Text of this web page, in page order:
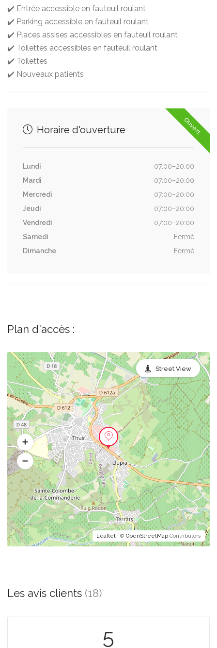
✔️ Entrée accessible en fauteuil roulant
✔️ Parking accessible en fauteuil roulant
✔️ Places assises accessibles en fauteuil roulant
✔️ Toilettes accessibles en fauteuil roulant
✔️ Toilettes
✔️ Nouveaux patients
Ouvert
Horaire d'ouverture
Lundi
07:00–20:00
Mardi
07:00–20:00
Mercredi
07:00–20:00
Jeudi
07:00–20:00
Vendredi
07:00–20:00
Samedi
Fermé
Dimanche
Fermé
Plan d'accès :
Leaflet | © OpenStreetMap Contributors
Street View
Les avis clients (18)
5